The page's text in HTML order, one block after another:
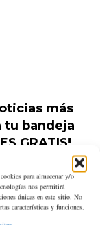
para almacenar y/o
nos permitirá
únicas en este sitio. No
características y funciones.
más
bandeja
GRATIS!